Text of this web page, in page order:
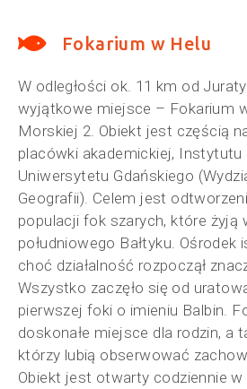
Fokarium w Helu
W odległości ok. 11 km od
wyjątkowe miejsce – Fokarium w
Morskiej 2. Obiekt jest częścią
placówki akademickiej, Instytutu
Uniwersytetu Gdańskiego
Geografii). Celem jest
populacji fok szarych, które żyją
południowego Bałtyku. Ośrodek
choć działalność rozpoczął
Wszystko zaczęło się od
pierwszej foki o imieniu Balbin.
doskonałe miejsce dla rodzin, a
którzy lubią obserwować
Obiekt jest otwarty codziennie w